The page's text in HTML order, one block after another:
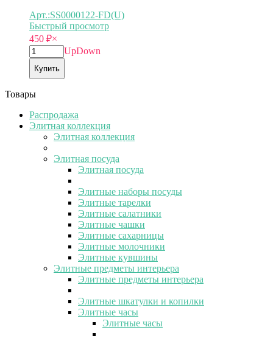
Арт.:SS0000122-FD(U)
Быстрый просмотр
450 ₽×
UpDown
Купить
Товары
Распродажа
Элитная коллекция
Элитная коллекция
Элитная посуда
Элитная посуда
Элитные наборы посуды
Элитные тарелки
Элитные салатники
Элитные чашки
Элитные сахарницы
Элитные молочники
Элитные кувшины
Элитные предметы интерьера
Элитные предметы интерьера
Элитные шкатулки и копилки
Элитные часы
Элитные часы